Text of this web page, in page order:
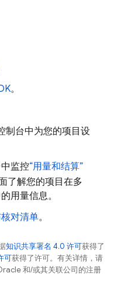
。
制台中为您的项目设
监控“用量和结算”
了解您的项目在多
用量信息。
对清单。
知识共享署名 4.0 许可获得了
可获得了许可。有关详情，请
和/或其关联公司的注册